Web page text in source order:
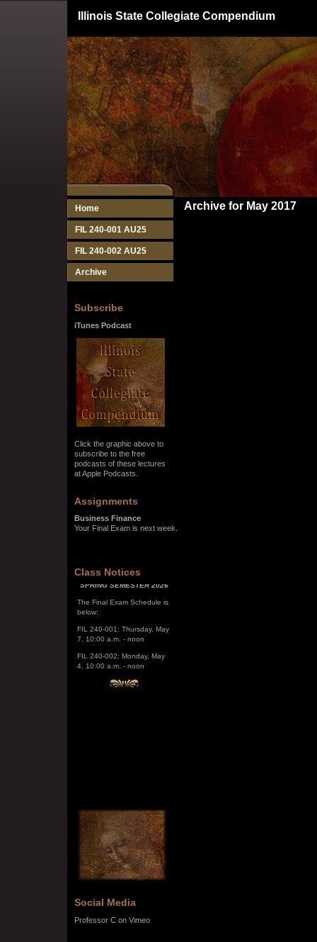
Illinois State Collegiate Compendium
Home
FIL 240-001 AU25
FIL 240-002 AU25
Archive
Subscribe
iTunes Podcast
Click the graphic above to
subscribe to the free
podcasts of these lectures
at Apple Podcasts.
Assignments
Business Finance
Your Final Exam is next week.
Class Notices
SPRING SEMESTER 2026
The Final Exam Schedule is
FIL 240-001: Thursday, May
FIL 240-002: Monday, May
Social Media
Professor C on Vimeo
Archive for May 2017